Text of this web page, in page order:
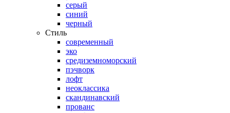
серый
синий
черный
Стиль
современный
эко
средиземноморский
пэчворк
лофт
неоклассика
скандинавский
прованс